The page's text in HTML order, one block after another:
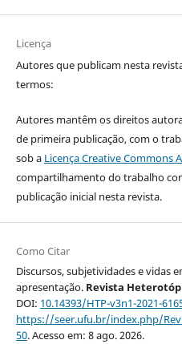
Licença
Autores que publicam nesta
termos:
Autores mantêm os direitos
de primeira publicação, com o
sob a Licença Creative Commons
compartilhamento do trabalho
publicação inicial nesta revista.
Como Citar
Discursos, subjetividades e vidas
apresentação. Revista
DOI: 10.14393/HTP-v3n1-2021-
https://seer.ufu.br/index.php/
50. Acesso em: 8 ago. 2026.